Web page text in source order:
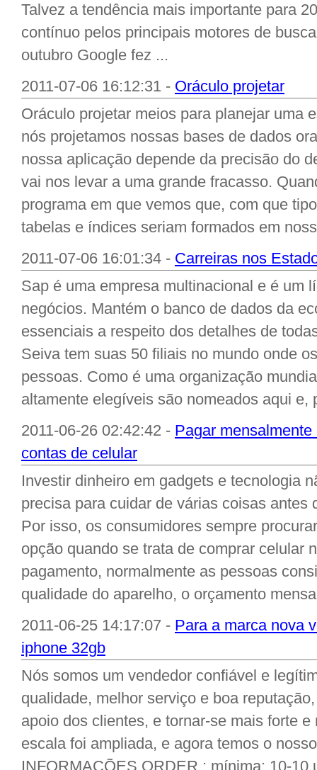
Talvez a tendência mais importante para
contínuo pelos principais motores de
outubro Google fez ...
2011-07-06 16:12:31 - Oráculo projetar
Oráculo projetar meios para planejar uma
nós projetamos nossas bases de dados
nossa aplicação depende da precisão do
vai nos levar a uma grande fracasso.
programa em que vemos que, com que
tabelas e índices seriam formados em
2011-07-06 16:01:34 - Carreiras nos
Sap é uma empresa multinacional e é um
negócios. Mantém o banco de dados da
essenciais a respeito dos detalhes de
Seiva tem suas 50 filiais no mundo onde
pessoas. Como é uma organização
altamente elegíveis são nomeados aqui e,
2011-06-26 02:42:42 - Pagar
contas de celular
Investir dinheiro em gadgets e tecnologia
precisa para cuidar de várias coisas antes
Por isso, os consumidores sempre
opção quando se trata de comprar celular
pagamento, normalmente as pessoas
qualidade do aparelho, o orçamento
2011-06-25 14:17:07 - Para a marca nova
iphone 32gb
Nós somos um vendedor confiável e
qualidade, melhor serviço e boa
apoio dos clientes, e tornar-se mais forte
escala foi ampliada, e agora temos o
INFORMAÇÕES ORDER : mínima: 10-10